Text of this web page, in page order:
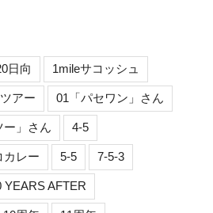
日向 1mileサコッシュ
アー 01「パセワン」さん
ー」さん 4-5
カレー 5-5 7-5-3
YEARS AFTER